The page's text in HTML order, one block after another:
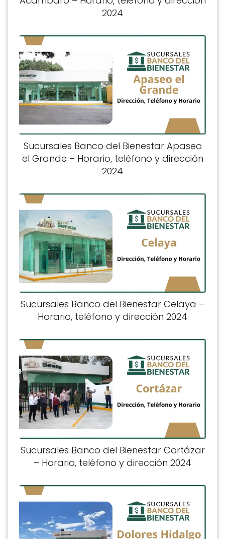
2024
Sucursales Banco del Bienestar Apaseo
el Grande – Horario, teléfono y dirección
2024
Sucursales Banco del Bienestar Celaya –
Horario, teléfono y dirección 2024
Sucursales Banco del Bienestar Cortázar
– Horario, teléfono y dirección 2024